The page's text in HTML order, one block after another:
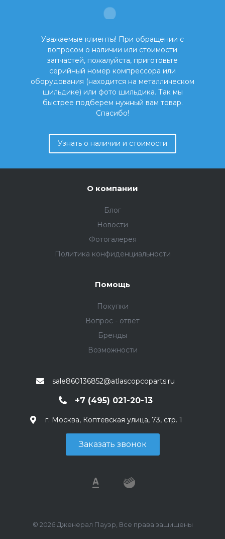
Уважаемые клиенты! При обращении с
вопросом о наличии или стоимости
запчастей, пожалуйста, приготовьте
серийный номер компрессора или
оборудования (находится на металлическом
шильдике) или фото шильдика. Так мы
быстрее подберем нужный вам товар.
Спасибо!
Узнать о наличии и стоимости
О компании
Блог
Новости
Фотогалерея
Политика конфиденциальности
Помощь
Покупки
Вопрос - ответ
Бренды
Возможности
sale860136852@atlascopcoparts.ru
+7 (495) 021-20-13
г. Москва, Коптевская улица, 73, стр. 1
Заказать звонок
© 2026 Дженерал Пауэр, Все права защищены